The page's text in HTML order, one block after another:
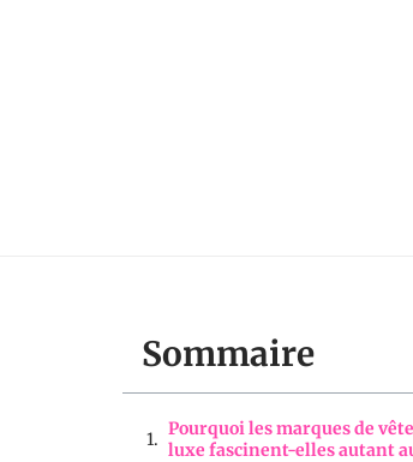
Sommaire
Pourquoi les marques de
luxe fascinent-elles autant